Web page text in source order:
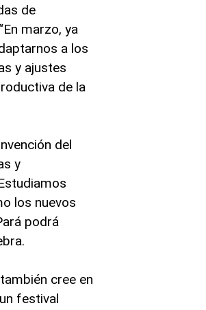
de
marzo, ya
a los
y ajustes
de la
del
y
los nuevos
podrá
también cree en
festival